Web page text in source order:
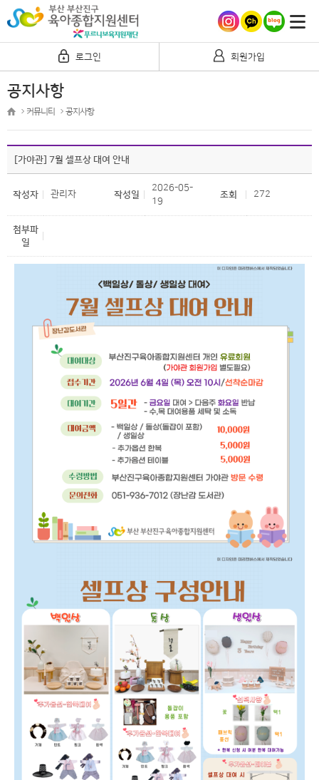
로그인 회원가입
공지사항
커뮤니티 공지사항
[가야관] 7월 셀프상 대여 안내
작성자 관리자 작성일
2026-05-
19
조회 272
첨부파
일